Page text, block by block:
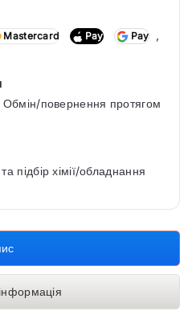
Mastercard Pay Pay
,
Обмін/повернення протягом
підбір хімії/обладнання